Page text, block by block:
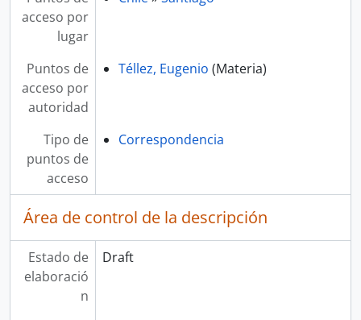
acceso por
lugar
Puntos de
acceso por
autoridad
Téllez, Eugenio (Materia)
Tipo de
puntos de
acceso
Correspondencia
Área de control de la descripción
Estado de
elaboració
n
Draft